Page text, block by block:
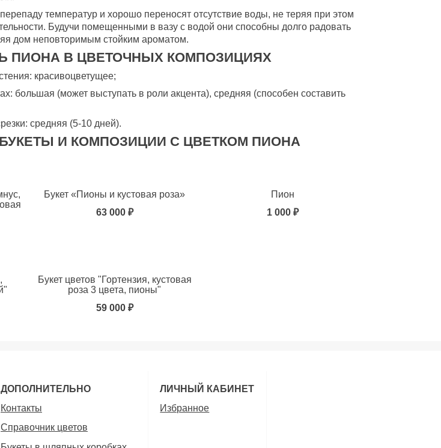
температур и хорошо переносят отсутствие воды, не теряя при этом
Будучи помещенными в вазу с водой они способны долго радовать
дом неповторимым стойким ароматом.
ПИОНА В ЦВЕТОЧНЫХ КОМПОЗИЦИЯХ
красивоцветущее;
большая (может выступать в роли акцента), средняя (способен составить
средняя (5-10 дней).
И КОМПОЗИЦИИ С ЦВЕТКОМ ПИОНА
Букет «Пионы и кустовая роза»
63 000 ₽
Пион
1 000 ₽
Букет цветов "Гортензия, кустовая
роза 3 цвета, пионы"
59 000 ₽
ДОПОЛНИТЕЛЬНО
Контакты
Справочник цветов
ЛИЧНЫЙ КАБИНЕТ
Избранное